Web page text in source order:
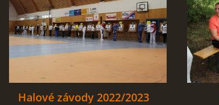
Halové závody 2022/2023